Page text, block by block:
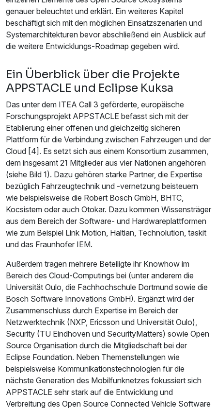
genauer beleuchtet und erklärt. Ein weiteres Kapitel
beschäftigt sich mit den möglichen Einsatzszenarien und
Systemarchitekturen bevor abschließend ein Ausblick auf
die weitere Entwicklungs-Roadmap gegeben wird.
Ein Überblick über die Projekte
APPSTACLE und Eclipse Kuksa
Das unter dem ITEA Call 3 geförderte, europäische
Forschungsprojekt APPSTACLE befasst sich mit der
Etablierung einer offenen und gleichzeitig sicheren
Plattform für die Verbindung zwischen Fahrzeugen und der
Cloud [4]. Es setzt sich aus einem Konsortium zusammen,
dem insgesamt 21 Mitglieder aus vier Nationen angehören
(siehe Bild 1). Dazu gehören starke Partner, die Expertise
bezüglich Fahrzeugtechnik und -vernetzung beisteuern
wie beispielsweise die Robert Bosch GmbH, BHTC,
Kocsistem oder auch Otokar. Dazu kommen Wissensträger
aus dem Bereich der Software- und Hardwareplattformen
wie zum Beispiel Link Motion, Haltian, Technolution, taskit
und das Fraunhofer IEM.
Außerdem tragen mehrere Beteiligte ihr Knowhow im
Bereich des Cloud-Computings bei (unter anderem die
Universität Oulo, die Fachhochschule Dortmund sowie die
Bosch Software Innovations GmbH). Ergänzt wird der
Zusammenschluss durch Expertise im Bereich der
Netzwerktechnik (NXP, Ericsson und Universität Oulo),
Security (TU Eindhoven und SecurityMatters) sowie Open
Source Organisation durch die Mitgliedschaft bei der
Eclipse Foundation. Neben Themenstellungen wie
beispielsweise Kommunikationstechnologien für die
nächste Generation des Mobilfunknetzes fokussiert sich
APPSTACLE sehr stark auf die Entwicklung und
Verbreitung des Open Source Connected Vehicle Software